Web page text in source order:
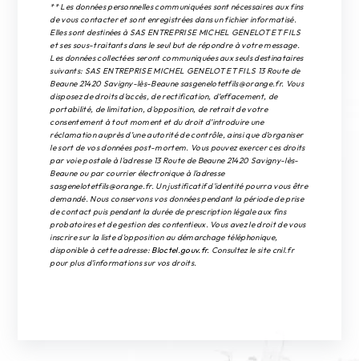
** Les données personnelles communiquées sont nécessaires aux fins
de vous contacter et sont enregistrées dans un fichier informatisé.
Elles sont destinées à SAS ENTREPRISE MICHEL GENELOT ET FILS
et ses sous-traitants dans le seul but de répondre à votre message.
Les données collectées seront communiquées aux seuls destinataires
suivants: SAS ENTREPRISE MICHEL GENELOT ET FILS 13 Route de
Beaune 21420 Savigny-lès-Beaune sasgenelotetfils@orange.fr. Vous
disposez de droits d’accès, de rectification, d’effacement, de
portabilité, de limitation, d’opposition, de retrait de votre
consentement à tout moment et du droit d’introduire une
réclamation auprès d’une autorité de contrôle, ainsi que d’organiser
le sort de vos données post-mortem. Vous pouvez exercer ces droits
par voie postale à l'adresse 13 Route de Beaune 21420 Savigny-lès-
Beaune ou par courrier électronique à l'adresse
sasgenelotetfils@orange.fr. Un justificatif d'identité pourra vous être
demandé. Nous conservons vos données pendant la période de prise
de contact puis pendant la durée de prescription légale aux fins
probatoires et de gestion des contentieux. Vous avez le droit de vous
inscrire sur la liste d'opposition au démarchage téléphonique,
disponible à cette adresse: Bloctel.gouv.fr. Consultez le site cnil.fr
pour plus d’informations sur vos droits.